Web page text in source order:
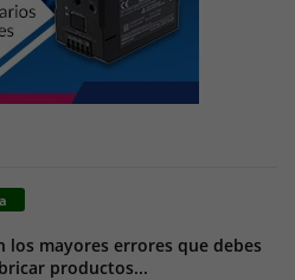
los mayores errores que debes
productos...